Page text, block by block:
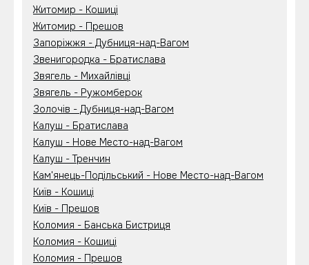
Житомир - Кошиці
Житомир - Прешов
Запоріжжя - Дубниця-над-Вагом
Звенигородка - Братислава
Звягель - Михайлівці
Звягель - Ружомберок
Золочів - Дубниця-над-Вагом
Калуш - Братислава
Калуш - Нове Место-над-Вагом
Калуш - Тренчин
Кам'янець-Подільський - Нове Место-над-Вагом
Київ - Кошиці
Київ - Прешов
Коломия - Банська Бистриця
Коломия - Кошиці
Коломия - Прешов